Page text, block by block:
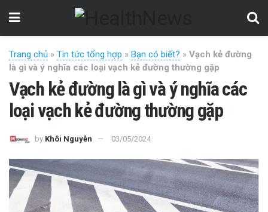
Trang chủ » Tin tức tổng hợp » Bạn có biết? » Vạch kẻ đường
là gì và ý nghĩa các loại vạch kẻ đường thường gặp
Vạch kẻ đường là gì và ý nghĩa các
loại vạch kẻ đường thường gặp
by Khôi Nguyễn 03/05/2024